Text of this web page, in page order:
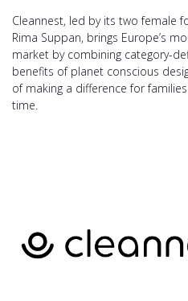
Cleannest, led by its two female
Rima Suppan, brings Europe’s
market by combining category-
benefits of planet conscious
of making a difference for
time.